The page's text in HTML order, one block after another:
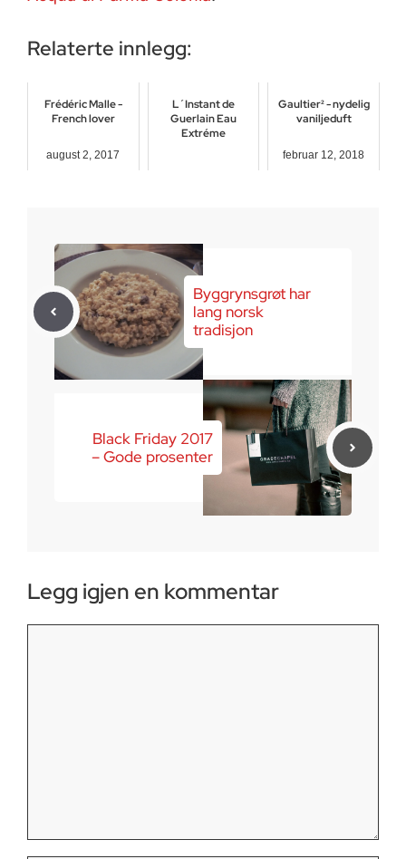
Relaterte innlegg:
Frédéric Malle -
French lover
august 2, 2017
L´Instant de
Guerlain Eau
Extréme
Gaultier² - nydelig
vaniljeduft
februar 12, 2018
Byggrynsgrøt har
lang norsk
tradisjon
Black Friday 2017
– Gode prosenter
Legg igjen en kommentar